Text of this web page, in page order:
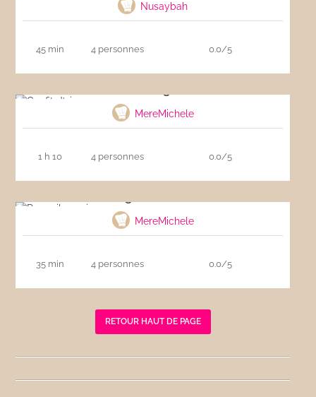
Nusaybah
45 min 4 personnes 0.0/5
MereMichele
1 h 10 4 personnes 0.0/5
MereMichele
35 min 4 personnes 0.0/5
RETOUR HAUT DE PAGE